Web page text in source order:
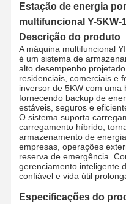
Estação de energia
multifuncional Y-5KW-
Descrição do produto
A máquina multifuncional
é um sistema de
alto desempenho
residenciais, comerciais e
inversor de 5KW com uma
fornecendo backup de
estáveis, seguros e
O sistema suporta
carregamento híbrido,
armazenamento de
empresas, operações
reserva de emergência.
gerenciamento inteligente
confiável e vida útil
Especificações do